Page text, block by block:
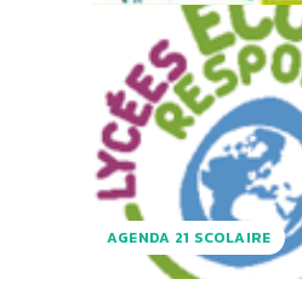
AGENDA 21 SCOLAIRE